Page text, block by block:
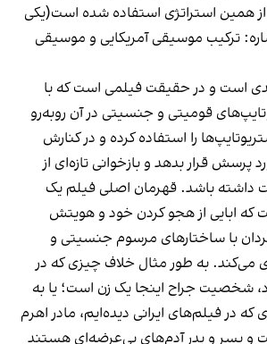
استراتژی استفاده شده است(‌یکی
ترکیب موسیقی آمریکایی و موسیقی
است و در حقیقت فیلمی است که با
قومیتی و جنسیتی در آن روبه‌رو
را استفاده کرده و در کنارش
پرسش قرار بدهد و بازخوانی تازه‌ای از
داشته باشد. قهرمان اصلی فیلم یک
ابایی از هجو کردن خود و هویتش
با ساختارهای مرسوم جنسیتی و
می‌کند. به طور مثال خلاف چیزی که در
شخصیت جراح اینجا یک زن است؛ یا به
در فیلم‌های ایرانی دیده‌ایم، مادر اهرم
و پسر و پدر ‌آدم‌های بی‌عرضه‌ای هستند